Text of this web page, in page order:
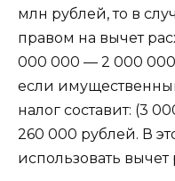
млн рублей, то в
правом на вычет
000 000 — 2 000 000)
если
налог составит: (3
260 000 рублей. В
использовать вычет